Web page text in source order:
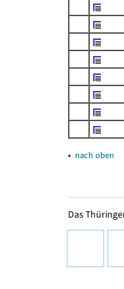
▴ nach oben
Das